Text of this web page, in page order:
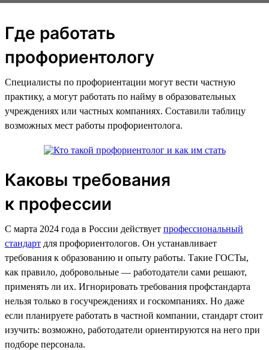
Где работать
профориентологу
Специалисты по профориентации могут вести частную
практику, а могут работать по найму в образовательных
учреждениях или частных компаниях. Составили таблицу
возможных мест работы профориентолога.
Каковы требования
к профессии
С марта 2024 года в России действует профессиональный
стандарт для профориентологов. Он устанавливает
требования к образованию и опыту работы. Такие ГОСТы,
как правило, добровольные — работодатели сами решают,
применять ли их. Игнорировать требования профстандарта
нельзя только в госучреждениях и госкомпаниях. Но даже
если планируете работать в частной компании, стандарт стоит
изучить: возможно, работодатели ориентируются на него при
подборе персонала.